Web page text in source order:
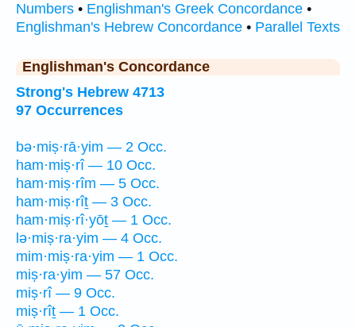
Numbers • Englishman's Greek Concordance •
Englishman's Hebrew Concordance • Parallel Texts
Englishman's Concordance
Strong's Hebrew 4713
97 Occurrences
bə·miṣ·rā·yim — 2 Occ.
ham·miṣ·rî — 10 Occ.
ham·miṣ·rîm — 5 Occ.
ham·miṣ·rîṯ — 3 Occ.
ham·miṣ·rî·yōṯ — 1 Occ.
lə·miṣ·ra·yim — 4 Occ.
mim·miṣ·ra·yim — 1 Occ.
miṣ·ra·yim — 57 Occ.
miṣ·rî — 9 Occ.
miṣ·rîṯ — 1 Occ.